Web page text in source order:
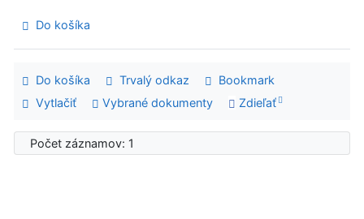
Do košíka
Do košíka Trvalý odkaz
Bookmark
Vytlačiť
Vybrané dokumenty Zdieľať
Počet záznamov: 1